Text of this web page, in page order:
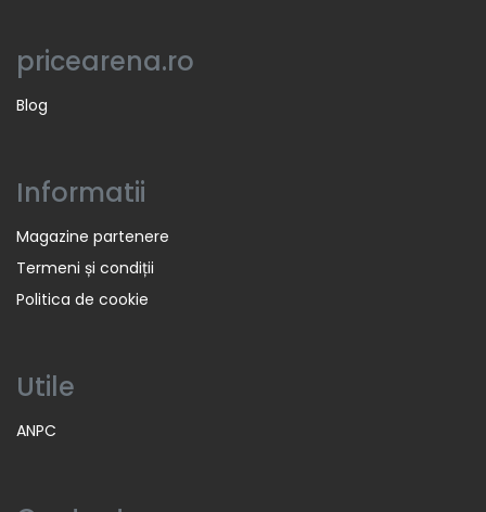
pricearena.ro
Blog
Informatii
Magazine partenere
Termeni și condiții
Politica de cookie
Utile
ANPC